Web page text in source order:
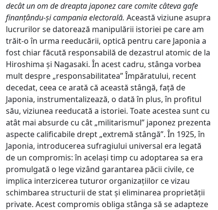
decât un om de dreapta japonez care comite câteva gafe
finanțându-și campania electorală. Această viziune asupra
lucrurilor se datorează manipulării istoriei pe care am
trăit-o în urma reeducării, optică pentru care Japonia a
fost chiar făcută responsabilă de dezastrul atomic de la
Hiroshima și Nagasaki. În acest cadru, stânga vorbea
mult despre „responsabilitatea” Împăratului, recent
decedat, ceea ce arată că această stângă, față de
Japonia, instrumentalizează, o dată în plus, în profitul
său, viziunea reeducată a istoriei. Toate acestea sunt cu
atât mai absurde cu cât „militarismul” japonez prezenta
aspecte calificabile drept „extremă stângă”. În 1925, în
Japonia, introducerea sufragiului universal era legată
de un compromis: în același timp cu adoptarea sa era
promulgată o lege vizând garantarea păcii civile, ce
implica interzicerea tuturor organizațiilor ce vizau
schimbarea structurii de stat și eliminarea proprietății
private. Acest compromis obliga stânga să se adapteze